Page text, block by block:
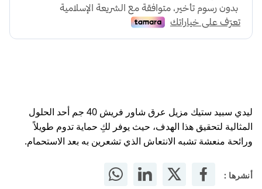
ليدي سبيد ستيك مزيل عرق شاور فريش 40 جم أحد الحلول
المثالية لتحقيق هذا الهدف، حيث يوفر لكِ حماية تدوم طويلاً
ورائحة منعشة تشبه الانتعاش الذي تشعرين به بعد الاستحمام.
أنشرها :